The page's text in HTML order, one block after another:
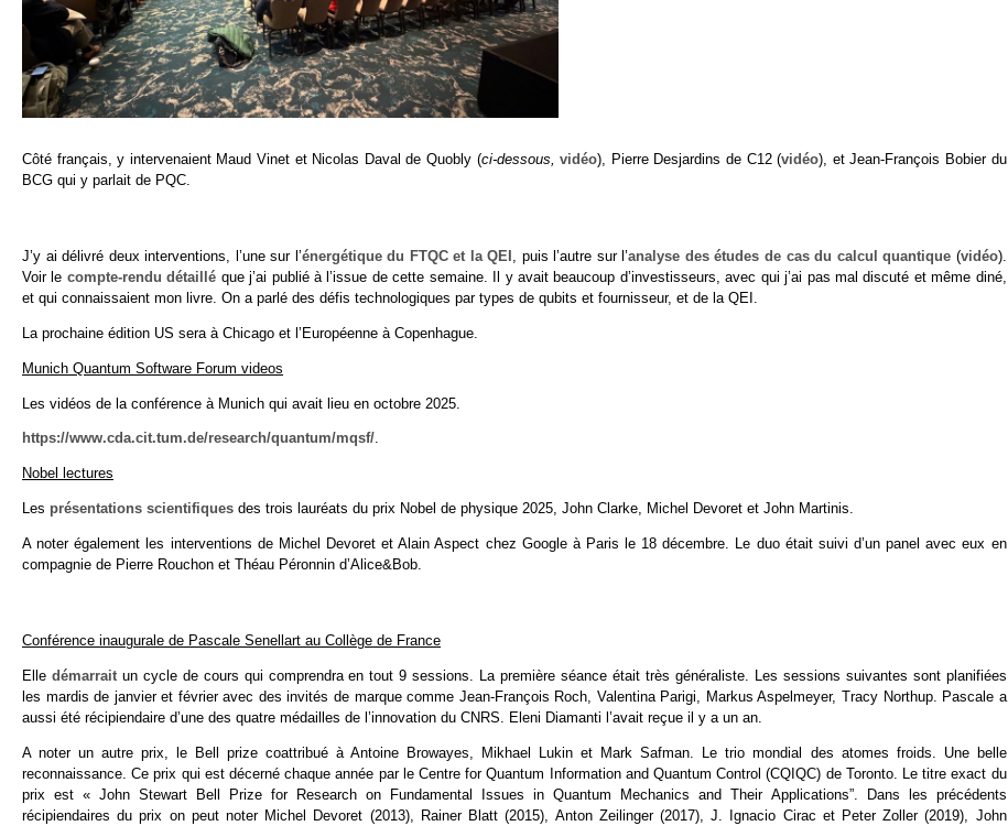
Côté français, y intervenaient Maud Vinet et Nicolas Daval de Quobly (ci-dessous,vidéo), Pierre Desjardins de C12 (vidéo), et Jean-François Bobier du
BCG qui y parlait de PQC.
J’y ai délivré deux interventions, l’une sur l’énergétique du FTQC et la QEI , puis l’autre sur l’analyse des études de cas du calcul quantique (vidéo).
Voir le compte-rendu détaillé que j’ai publié à l’issue de cette semaine. Il y avait beaucoup d’investisseurs, avec qui j’ai pas mal discuté et même diné,
et qui connaissaient mon livre. On a parlé des défis technologiques par types de qubits et fournisseur, et de la QEI.
La prochaine édition US sera à Chicago et l’Européenne à Copenhague.
Munich Quantum Software Forum videos
Les vidéos de la conférence à Munich qui avait lieu en octobre 2025.
https://www.cda.cit.tum.de/research/quantum/mqsf/.
Nobel lectures
Les présentations scientifiques des trois lauréats du prix Nobel de physique 2025, John Clarke, Michel Devoret et John Martinis.
A noter également les interventions de Michel Devoret et Alain Aspect chez Google à Paris le 18 décembre. Le duo était suivi d’un panel avec eux en
compagnie de Pierre Rouchon et Théau Péronnin d’Alice&Bob.
Conférence inaugurale de Pascale Senellart au Collège de France
Elle démarraitun cycle de cours qui comprendra en tout 9 sessions. La première séance était très généraliste. Les sessions suivantes sont planifiées
les mardis de janvier et février avec des invités de marque comme Jean-François Roch, Valentina Parigi, Markus Aspelmeyer, Tracy Northup. Pascale a
aussi été récipiendaire d’une des quatre médailles de l’innovation du CNRS. Eleni Diamanti l’avait reçue il y a un an.
A noter un autre prix, le Bell prize coattribué à Antoine Browayes, Mikhael Lukin et Mark Safman. Le trio mondial des atomes froids. Une belle
reconnaissance. Ce prix qui est décerné chaque année par le Centre for Quantum Information and Quantum Control (CQIQC) de Toronto. Le titre exact du
prix est « John Stewart Bell Prize for Research on Fundamental Issues in Quantum Mechanics and Their Applications”. Dans les précédents
récipiendaires du prix on peut noter Michel Devoret (2013), Rainer Blatt (2015), Anton Zeilinger (2017), J. Ignacio Cirac et Peter Zoller (2019), John